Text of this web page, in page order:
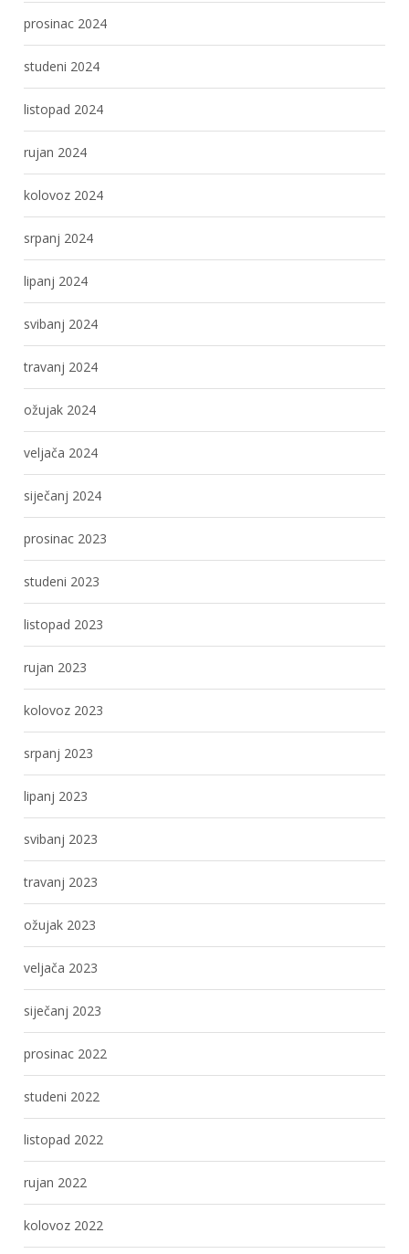
prosinac 2024
studeni 2024
listopad 2024
rujan 2024
kolovoz 2024
srpanj 2024
lipanj 2024
svibanj 2024
travanj 2024
ožujak 2024
veljača 2024
siječanj 2024
prosinac 2023
studeni 2023
listopad 2023
rujan 2023
kolovoz 2023
srpanj 2023
lipanj 2023
svibanj 2023
travanj 2023
ožujak 2023
veljača 2023
siječanj 2023
prosinac 2022
studeni 2022
listopad 2022
rujan 2022
kolovoz 2022